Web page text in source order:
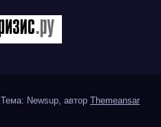
Тема: Newsup, автор Themeansar